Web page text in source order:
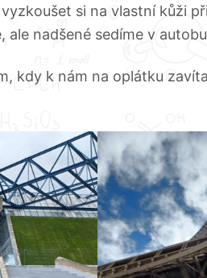
si na vlastní kůži
ale nadšené sedíme v
kdy k nám na oplátku